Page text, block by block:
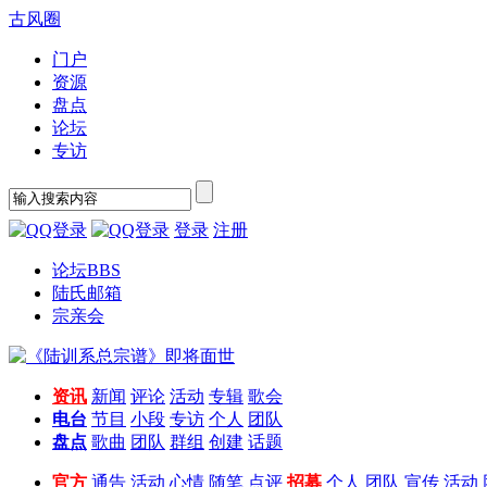
古风圈
门户
资源
盘点
论坛
专访
登录 注册
论坛BBS
陆氏邮箱
宗亲会
资讯 新闻 评论 活动 专辑 歌会
电台 节目 小段 专访 个人 团队
盘点 歌曲 团队 群组 创建 话题
官方 通告 活动 心情 随笔 点评 招募 个人 团队 宣传 活动